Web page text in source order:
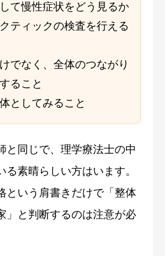
て慢性症状をどう見るか
ティックの検査を行える
でなく、全体のつながり
ること
としてみること
と同じで、理学療法士の中
る素晴らしい方はいます。
という肩書きだけで「整体
」と判断するのは注意が必